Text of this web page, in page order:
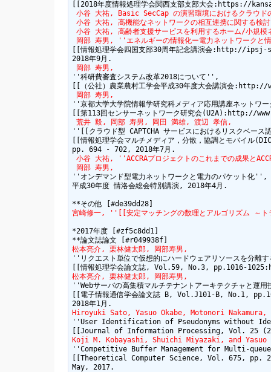
小谷 大祐, Basic SecCap の演習環境におけるクラ
小谷 大祐, 高機能なネットワークの相互連携に関す
小谷 大祐, 高齢者支援サービスを利用するホーム/小規
岡部 寿男, ''エネルギーの情報化ー電力ネットワークと
[[情報処理学会四国支部30周年記念講演会:http://
岡部 寿男,
''科研費審査システム改革2018について'',
岡部 寿男,
''京都大学大学院情報学研究科メディア応用講座ネットワ
荒井 毅, 岡部 寿男, 岡田 満雄, 渡辺 孝信,
''[[クラウド型 CAPTCHA サービスにおけるリスク
[[情報処理学会マルチメディア，分散，協調とモバ
小谷 大祐, ''ACCRAプロジェクトのこれまでの成果と
岡部 寿男,
''オンデマンド型電力ネットワークと電力のパケット化'',
平成30年度 情洛会総会特別講演, 2018年4月.
宮崎修一, ''[[安定マッチングの数理とアルゴリズム
*2017年度 [#zf5c8dd1]
松本亮介, 栗林健太郎, 岡部寿男,
''リクエスト単位で仮想的にハードウェアリソースを分離
松本亮介, 栗林健太郎, 岡部寿男,
''Webサーバの高集積マルチテナントアーキテクチャと運
[[電子情報通信学会論文誌 B, Vol.J101-B, No.1,
Hiroyuki Sato, Yasuo Okabe, Motonori Nakamura,
''User Identification of Pseudonyms without
Koji M. Kobayashi, Shuichi Miyazaki, and Yasuo
''Competitive Buffer Management for Multi-
[[Theoretical Computer Science, Vol. 675, pp.
May, 2017.